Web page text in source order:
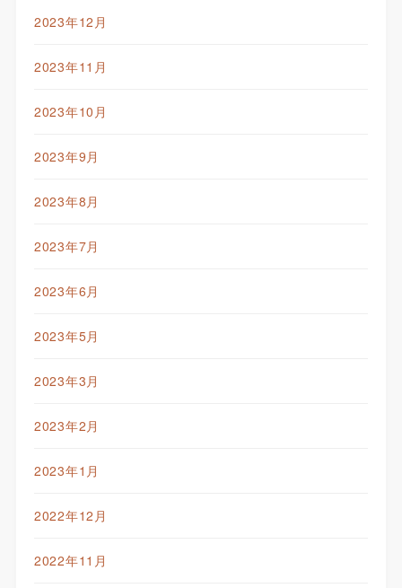
2023年12月
2023年11月
2023年10月
2023年9月
2023年8月
2023年7月
2023年6月
2023年5月
2023年3月
2023年2月
2023年1月
2022年12月
2022年11月